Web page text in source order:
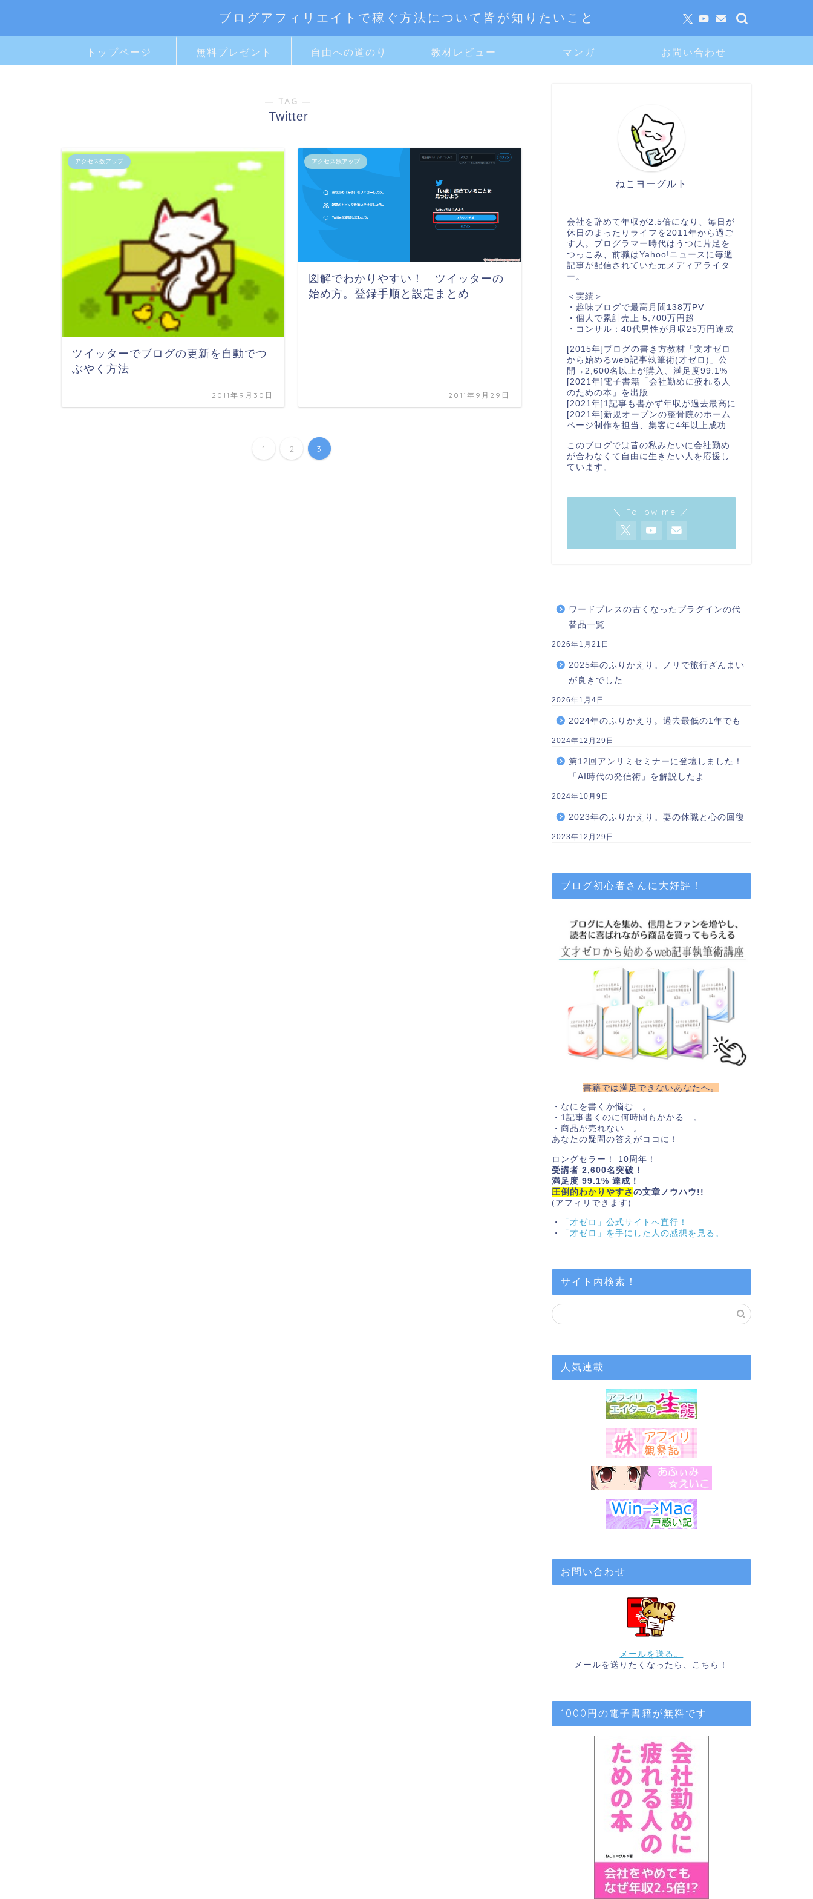
ブログアフィリエイトで稼ぐ方法について皆が知りたいこと
トップページ 無料プレゼント 自由への道のり 教材レビュー マンガ お問い合わせ
― TAG ―
Twitter
アクセス数アップ
ツイッターでブログの更新を自動でつ
ぶやく方法
2011年9月30日
アクセス数アップ
図解でわかりやすい！ ツイッターの
始め方。登録手順と設定まとめ
2011年9月29日
1 2 3
ねこヨーグルト
会社を辞めて年収が2.5倍になり、毎日が
休日のまったりライフを2011年から過ご
す人。プログラマー時代はうつに片足を
つっこみ、前職はYahoo!ニュースに毎週
記事が配信されていた元メディアライタ
ー。
＜実績＞
・趣味ブログで最高月間138万PV
・個人で累計売上 5,700万円超
・コンサル：40代男性が月収25万円達成
[2015年]ブログの書き方教材「文才ゼロ
から始めるweb記事執筆術(才ゼロ)」公
開→2,600名以上が購入、満足度99.1%
[2021年]電子書籍「会社勤めに疲れる人
のための本」を出版
[2021年]1記事も書かず年収が過去最高に
[2021年]新規オープンの整骨院のホーム
ページ制作を担当、集客に4年以上成功
このブログでは昔の私みたいに会社勤め
が合わなくて自由に生きたい人を応援し
ています。
＼ Follow me ／
ワードプレスの古くなったプラグインの代
替品一覧
2026年1月21日
2025年のふりかえり。ノリで旅行ざんまい
が良きでした
2026年1月4日
2024年のふりかえり。過去最低の1年でも
2024年12月29日
第12回アンリミセミナーに登壇しました！
「AI時代の発信術」を解説したよ
2024年10月9日
2023年のふりかえり。妻の休職と心の回復
2023年12月29日
ブログ初心者さんに大好評！
書籍では満足できないあなたへ。
・なにを書くか悩む…。
・1記事書くのに何時間もかかる…。
・商品が売れない…。
あなたの疑問の答えがココに！
ロングセラー！ 10周年！
受講者 2,600名突破！
満足度 99.1% 達成！
圧倒的わかりやすさ の文章ノウハウ!!
(アフィリできます)
・
「才ゼロ」公式サイトへ直行！
・
「才ゼロ」を手にした人の感想を見る。
サイト内検索！
人気連載
お問い合わせ
メールを送る。
メールを送りたくなったら、こちら！
1000円の電子書籍が無料です